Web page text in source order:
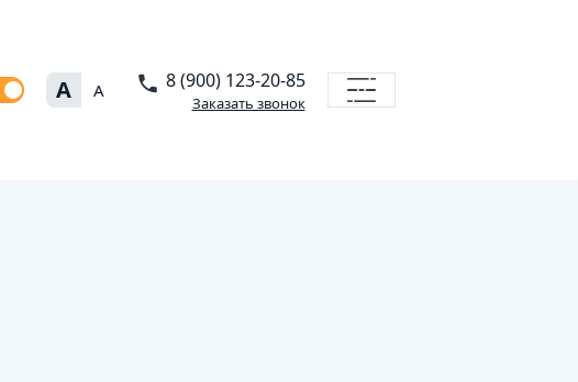
A A 8 (900) 123-20-85
Заказать звонок